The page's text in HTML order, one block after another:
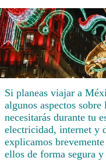
Si planeas viajar a
algunos aspectos
necesitarás durante tu
electricidad, internet y
explicamos
ellos de forma segura